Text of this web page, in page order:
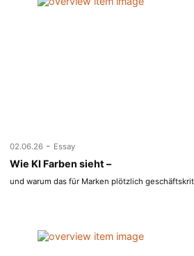
02.06.26 - Essay
Wie KI Farben sieht –
und warum das für Marken plötzlich